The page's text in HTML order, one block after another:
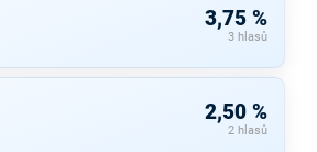
3,75 %
3 hlasů
2,50 %
2 hlasů